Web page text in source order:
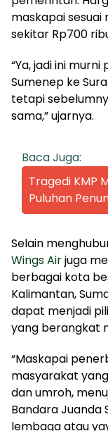
maskapai
sekitar Rp700
“Ya, jadi ini
Sumenep ke
tetapi
sama,” ujarnya.
Baca Juga:
Tragedi KMP
Puluhan
Selain
Wings Airjuga
berbagai kota
Kalimantan,
dapat menjadi
yang berangkat
“Maskapai
masyarakat
dan umroh,
Bandara Juanda
lembaga atau